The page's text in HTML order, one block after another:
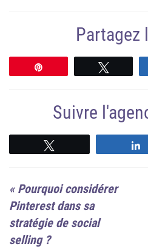
Partagez
Suivre
« Pourquoi considérer
Pinterest dans sa
stratégie de social
selling ?